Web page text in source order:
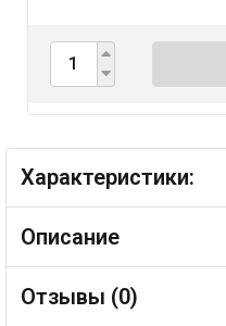
Характеристики:
Описание
Отзывы (0)